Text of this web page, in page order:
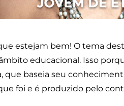
estejam bem! O tema
educacional. Isso
que baseia seu
foi e é produzido pelo